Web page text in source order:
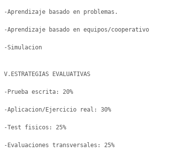
-Aprendizaje basado en problemas.
-Aprendizaje basado en equipos/cooperativo
-Simulacion
V.ESTRATEGIAS EVALUATIVAS
-Prueba escrita: 20%
-Aplicacion/Ejercicio real: 30%
-Test fisicos: 25%
-Evaluaciones transversales: 25%